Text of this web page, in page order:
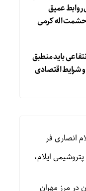
با ۶۰ سال روابط عمیق
اله کرمی
باید منطبق
و شرایط اقتصادی
انصاری فر
ایلام،
در مرز مهران